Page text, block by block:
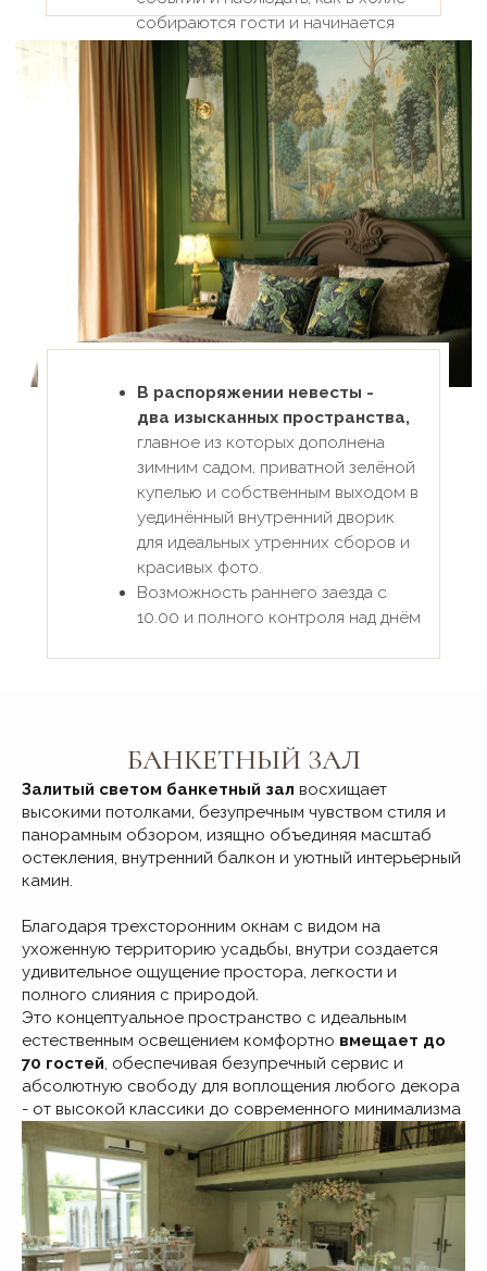
БАНКЕТНЫЙ ЗАЛ
Залитый светом банкетный зал восхищает
высокими потолками, безупречным чувством стиля и
панорамным обзором, изящно объединяя масштаб
остекления, внутренний балкон и уютный интерьерный
камин.
Благодаря трехсторонним окнам с видом на
ухоженную территорию усадьбы, внутри создается
удивительное ощущение простора, легкости и
полного слияния с природой.
Это концептуальное пространство с идеальным
естественным освещением комфортно вмещает до
70 гостей, обеспечивая безупречный сервис и
абсолютную свободу для воплощения любого декора
- от высокой классики до современного минимализма
ОФИЦИАЛЬНАЯ
ВЫЕЗДНАЯ ЦЕРЕМОНИЯ
На данной площадке доступна услуга
выездной регистрации — официальная
церемония, которая проходит в красивой
локации за пределами ЗАГСа.
В день свадьбы сотрудник ЗАГСа приедет